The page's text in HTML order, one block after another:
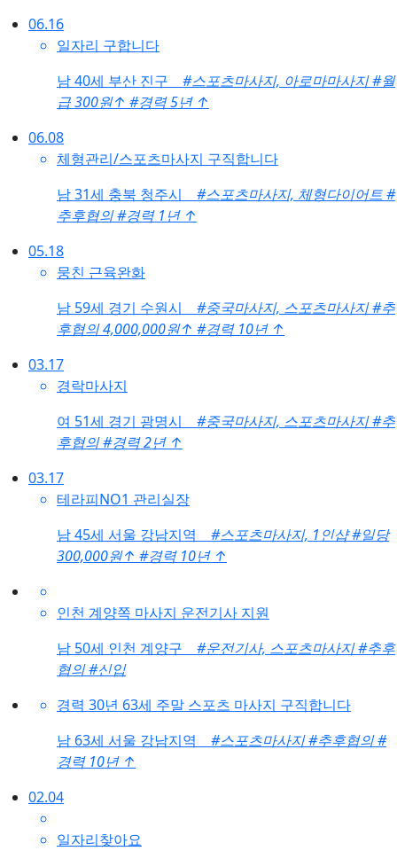
06.16
일자리 구합니다
남40세 부산 진구 #스포츠마사지, 아로마마사지#월
급 300원↑ #경력 5년 ↑
06.08
체형관리/스포츠마사지 구직합니다
남31세 충북 청주시 #스포츠마사지, 체형다이어트#
추후협의#경력 1년 ↑
05.18
뭉친 근육완화
남 59세 경기 수원시 #중국마사지, 스포츠마사지#추
후협의 4,000,000원↑ #경력 10년 ↑
03.17
경락마사지
여 51세 경기 광명시 #중국마사지, 스포츠마사지#추
후협의#경력 2년 ↑
03.17
테라피NO1 관리실장
남45세 서울 강남지역 #스포츠마사지, 1인샵#일당
300,000원↑ #경력 10년 ↑
인천 계양쪽 마사지 운전기사 지원
남 50세 인천 계양구 #운전기사, 스포츠마사지#추후
협의#신입
경력 30년 63세 주말 스포츠 마사지 구직합니다
남 63세 서울 강남지역 #스포츠마사지#추후협의#
경력 10년 ↑
02.04
일자리찾아요